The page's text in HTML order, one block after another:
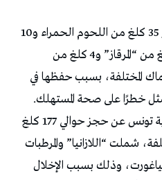
أما المحضر الثاني، فتعلق بحجز 35 كلغ من اللحوم الحمراء و10
كلغ من اللحوم البيضاء و8 كلغ من “المرقاز” و4 كلغ من
من الأسماك المختلفة، بسبب حفظها في
خطرًا على صحة المستهلك.
كما أسفرت تدخلات أخرى بولاية تونس عن حجز حوالي 177 كلغ
شملت “اللازانيا” والمرطبات
وذلك بسبب الإخلال